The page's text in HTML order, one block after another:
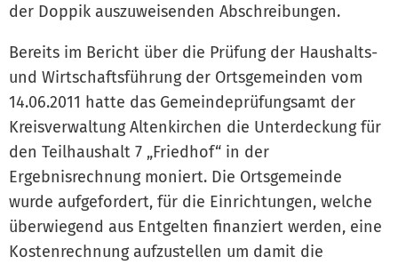
der Doppik auszuweisenden Abschreibungen.
Bereits im Bericht über die Prüfung der Haushalts-
und Wirtschaftsführung der Ortsgemeinden vom
14.06.2011 hatte das Gemeindeprüfungsamt der
Kreisverwaltung Altenkirchen die Unterdeckung für
den Teilhaushalt 7 „Friedhof“ in der
Ergebnisrechnung moniert. Die Ortsgemeinde
wurde aufgefordert, für die Einrichtungen, welche
überwiegend aus Entgelten finanziert werden, eine
Kostenrechnung aufzustellen um damit die